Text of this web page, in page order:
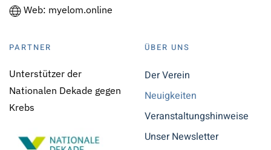
Web: myelom.online
PARTNER
Unterstützer der
Nationalen Dekade gegen
Krebs
ÜBER UNS
Der Verein
Neuigkeiten
Veranstaltungshinweise
Unser Newsletter